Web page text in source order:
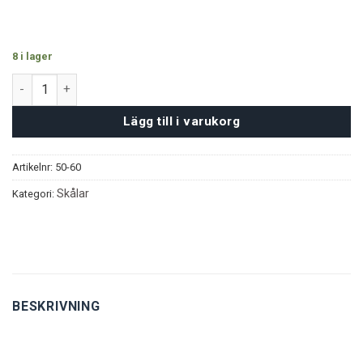
8 i lager
Nyponros Serveringsset - Silver mängd
Lägg till i varukorg
Artikelnr: 50-60
Kategori: Skålar
BESKRIVNING